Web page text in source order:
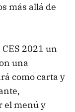
más allá de
2021 un
una
como carta y
el menú y